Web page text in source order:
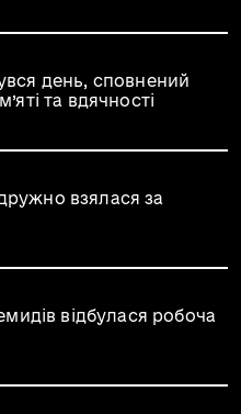
день, сповнений
та вдячності
взялася за
відбулася робоча